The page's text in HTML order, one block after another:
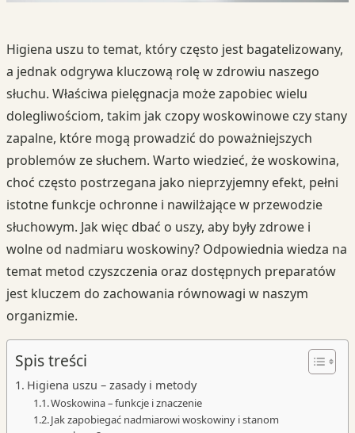
Higiena uszu to temat, który często jest bagatelizowany,
a jednak odgrywa kluczową rolę w zdrowiu naszego
słuchu. Właściwa pielęgnacja może zapobiec wielu
dolegliwościom, takim jak czopy woskowinowe czy stany
zapalne, które mogą prowadzić do poważniejszych
problemów ze słuchem. Warto wiedzieć, że woskowina,
choć często postrzegana jako nieprzyjemny efekt, pełni
istotne funkcje ochronne i nawilżające w przewodzie
słuchowym. Jak więc dbać o uszy, aby były zdrowe i
wolne od nadmiaru woskowiny? Odpowiednia wiedza na
temat metod czyszczenia oraz dostępnych preparatów
jest kluczem do zachowania równowagi w naszym
organizmie.
Spis treści
Higiena uszu – zasady i metody
Woskowina – funkcje i znaczenie
Jak zapobiegać nadmiarowi woskowiny i stanom